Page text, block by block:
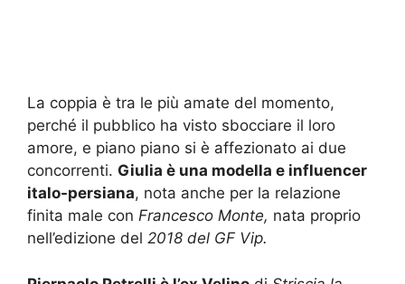
La coppia è tra le più amate del momento,
perché il pubblico ha visto sbocciare il loro
amore, e piano piano si è affezionato ai due
concorrenti. Giulia è una modella e influencer
italo-persiana, nota anche per la relazione
finita male con Francesco Monte, nata proprio
nell’edizione del 2018 del GF Vip.